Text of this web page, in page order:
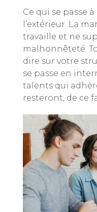
Ce qui se passe
l’extérieur. La
travaille et ne
malhonnêteté.
dire sur votre
se passe en
talents qui
resteront, de ce